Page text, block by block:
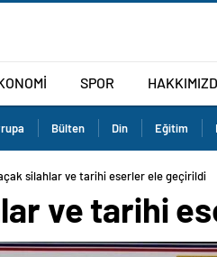
SPOR
Bülten Din Eğitim
silahlar ve tarihi eserler ele geçirildi
ve tarihi